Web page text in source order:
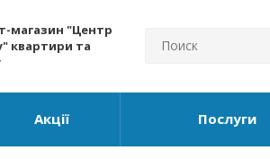
магазин "Центр
квартири та
Акції Послуги